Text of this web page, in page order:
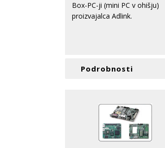
Box-PC-ji (mini PC v ohišju)
proizvajalca Adlink.
Podrobnosti